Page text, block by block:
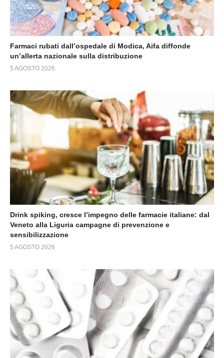
Farmaci rubati dall’ospedale di Modica, Aifa diffonde
un’allerta nazionale sulla distribuzione
5 AGOSTO 2026
Drink spiking, cresce l’impegno delle farmacie italiane: dal
Veneto alla Liguria campagne di prevenzione e
sensibilizzazione
5 AGOSTO 2026